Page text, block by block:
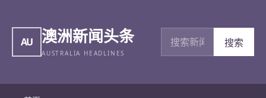
AU 澳洲新闻头条
AUSTRALIA HEADLINES
搜索新闻
搜索